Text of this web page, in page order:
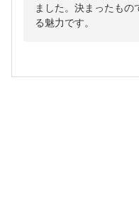
ました。決まったもの
る魅力です。